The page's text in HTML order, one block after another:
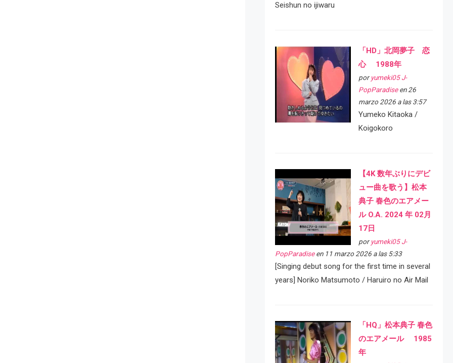
Seishun no ijiwaru
「HD」北岡夢子 恋
心 1988年
por yumeki05 J-
PopParadiseen 26
marzo 2026 a las 3:57
Yumeko Kitaoka /
Koigokoro
【4K 数年ぶりにデビ
ュー曲を歌う】松本
典子 春色のエアメー
ル O.A. 2024 年 02月
17日
por yumeki05 J-
PopParadiseen 11 marzo 2026 a las 5:33
[Singing debut song for the first time in several
years] Noriko Matsumoto / Haruiro no Air Mail
「HQ」松本典子 春色
のエアメール 1985
年